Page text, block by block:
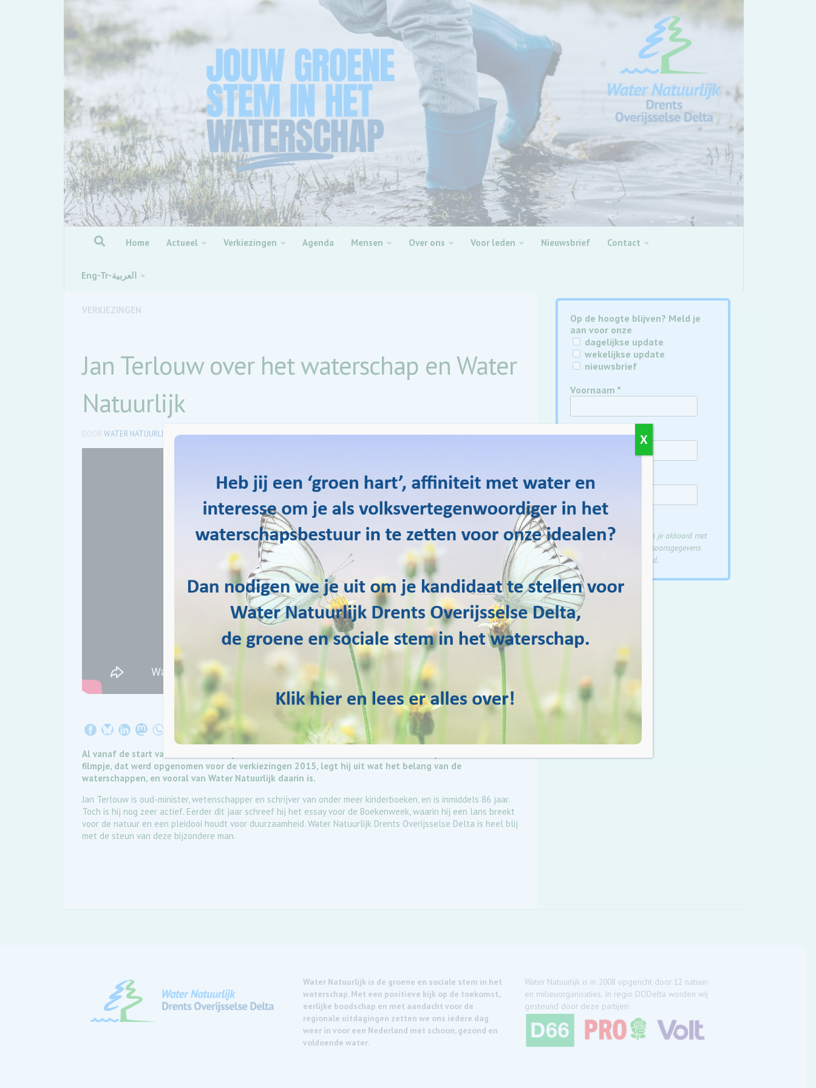
Skip to content
Home Actueel Verkiezingen Agenda Mensen Over ons Voor leden Nieuwsbrief Contact
Eng-Tr-العربية
VERKIEZINGEN
Jan Terlouw over het waterschap en Water
Natuurlijk
DOOR WATER NATUURLIJK DODELTA·27 JANUARI 2022
Al vanaf de start van Water Natuurlijk is Jan Terlouw ambassadeur van Water Natuurlijk. In een kort
filmpje, dat werd opgenomen voor de verkiezingen 2015, legt hij uit wat het belang van de
waterschappen, en vooral van Water Natuurlijk daarin is.
Jan Terlouw is oud-minister, wetenschapper en schrijver van onder meer kinderboeken, en is inmiddels 86 jaar.
Toch is hij nog zeer actief. Eerder dit jaar schreef hij het essay voor de Boekenweek, waarin hij een lans breekt
voor de natuur en een pleidooi houdt voor duurzaamheid. Water Natuurlijk Drents Overijsselse Delta is heel blij
met de steun van deze bijzondere man.
Op de hoogte blijven? Meld je
aan voor onze
dagelijkse update
wekelijkse update
nieuwsbrief
Voornaam *
Achternaam*
E-mail
Door je aan te melden ga je akkoord met
van je persoonsgegevens
volgens ons privacybeleid.
Water Natuurlijk is de groene en sociale stem in het
waterschap. Met een positieve kijk op de toekomst,
eerlijke boodschap en met aandacht voor de
regionale uitdagingen zetten we ons iedere dag
weer in voor een Nederland met schoon, gezond en
voldoende water.
Water Natuurlijk is in 2008 opgericht door 12 natuur-
en milieuorganisaties. In regio DODelta worden wij
gesteund door deze partijen:
X